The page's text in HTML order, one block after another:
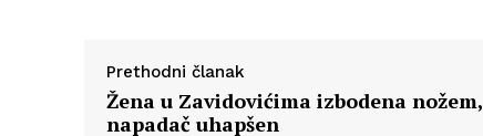
Prethodni članak
Žena u Zavidovićima izbodena nožem,
napadač uhapšen